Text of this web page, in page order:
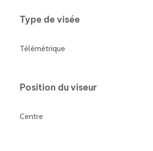
Type de visée
Télémétrique
Position du viseur
Centre